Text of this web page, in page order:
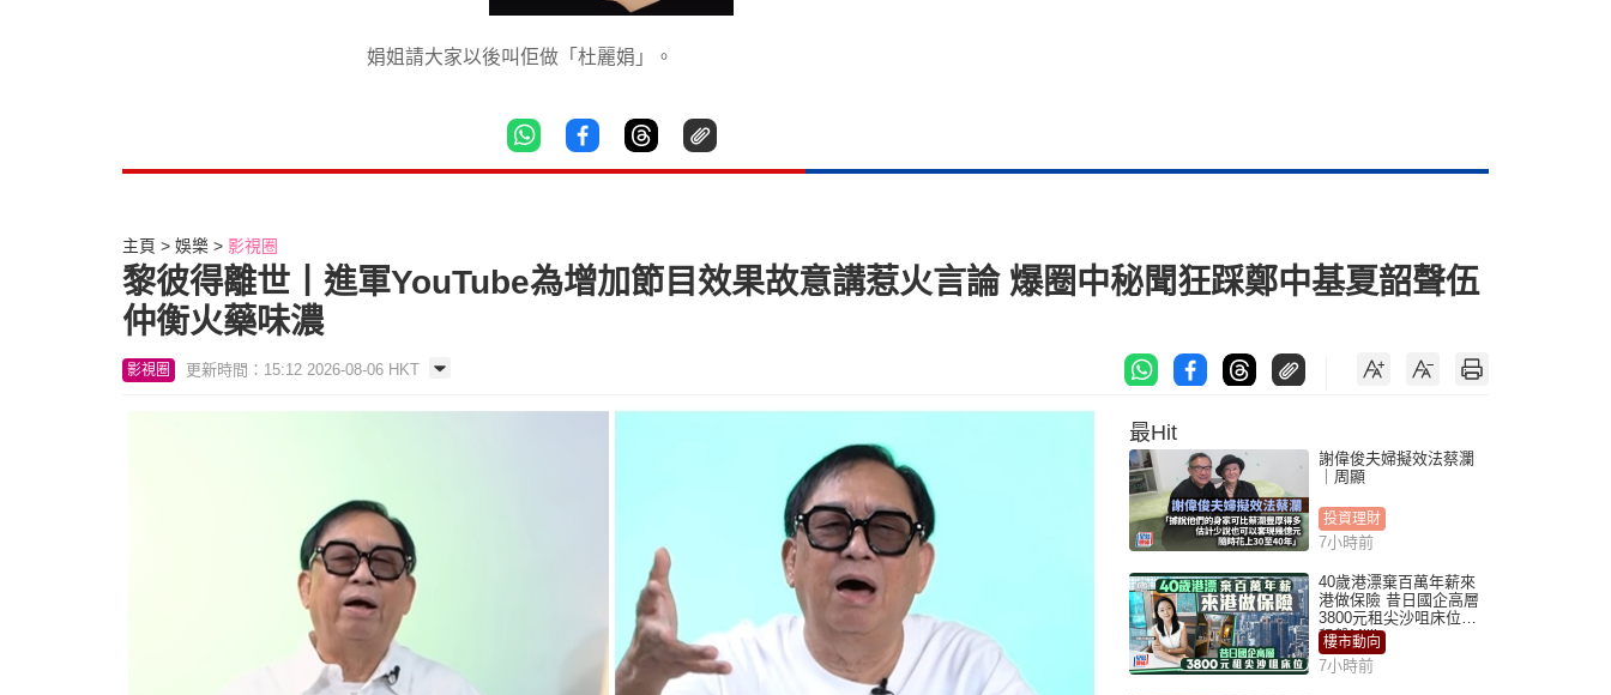
娟姐請大家以後叫佢做「杜麗娟」。
主頁 娛樂 影視圈
黎彼得離世丨進軍YouTube為增加節目效果故意講惹火言論 爆圈中秘聞狂踩鄭中基夏韶聲伍
仲衡火藥味濃
影視圈 更新時間：15:12 2026-08-06 HKT
最Hit
謝偉俊夫婦擬效法蔡瀾
｜周顯
投資理財
7小時前
40歲港漂棄百萬年薪來
港做保險 昔日國企高層
3800元租尖沙咀床位｜
租盤Million
樓市動向
7小時前